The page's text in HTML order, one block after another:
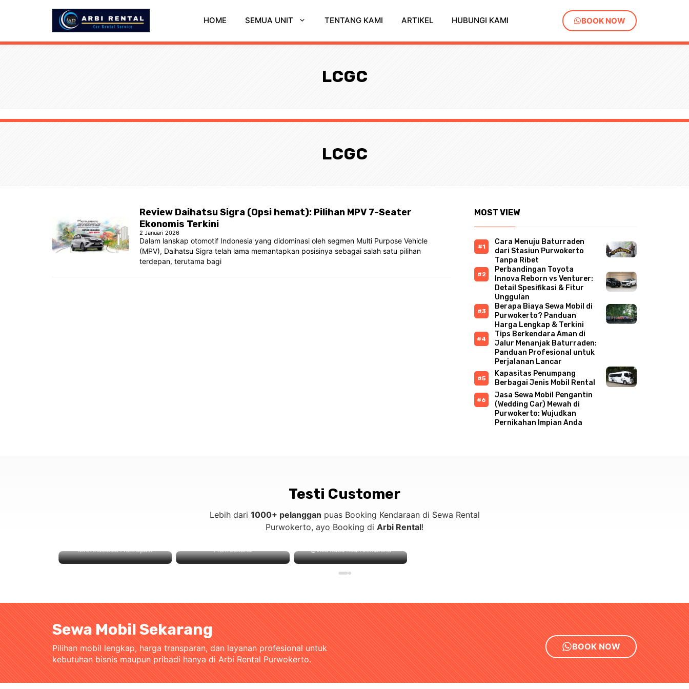
BOOK NOW
HOME SEMUA UNIT TENTANG KAMI ARTIKEL HUBUNGI KAMI
LCGC
LCGC
Review Daihatsu Sigra (Opsi hemat): Pilihan MPV 7-Seater
Ekonomis Terkini
2 Januari 2026
Dalam lanskap otomotif Indonesia yang didominasi oleh segmen Multi Purpose Vehicle
(MPV), Daihatsu Sigra telah lama memantapkan posisinya sebagai salah satu pilihan
terdepan, terutama bagi
MOST VIEW
Cara Menuju Baturraden
dari Stasiun Purwokerto
Tanpa Ribet
Perbandingan Toyota
Innova Reborn vs Venturer:
Detail Spesifikasi & Fitur
Unggulan
Berapa Biaya Sewa Mobil di
Purwokerto? Panduan
Harga Lengkap & Terkini
Tips Berkendara Aman di
Jalur Menanjak Baturraden:
Panduan Profesional untuk
Perjalanan Lancar
Kapasitas Penumpang
Berbagai Jenis Mobil Rental
Jasa Sewa Mobil Pengantin
(Wedding Car) Mewah di
Purwokerto: Wujudkan
Pernikahan Impian Anda
Testi Customer
Lebih dari 1000+ pelanggan puas Booking Kendaraan di Sewa Rental
Purwokerto, ayo Booking di Arbi Rental!
Mrs Anastasia From Spain From Jakarta @Villa Kubu Kauh Jembrana
Sewa Mobil Sekarang
Pilihan mobil lengkap, harga transparan, dan layanan profesional untuk
kebutuhan bisnis maupun pribadi hanya di Arbi Rental Purwokerto.
BOOK NOW